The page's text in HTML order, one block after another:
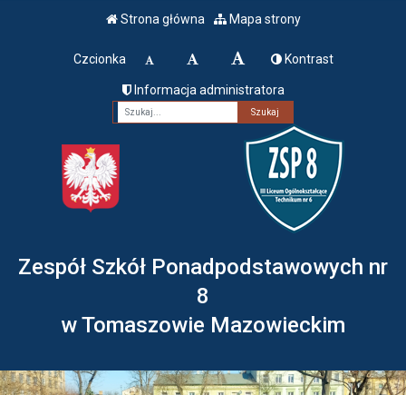
Strona główna Mapa strony
Czcionka Kontrast
Informacja administratora
Fraza
Zespół Szkół Ponadpodstawowych nr
8
w Tomaszowie Mazowieckim